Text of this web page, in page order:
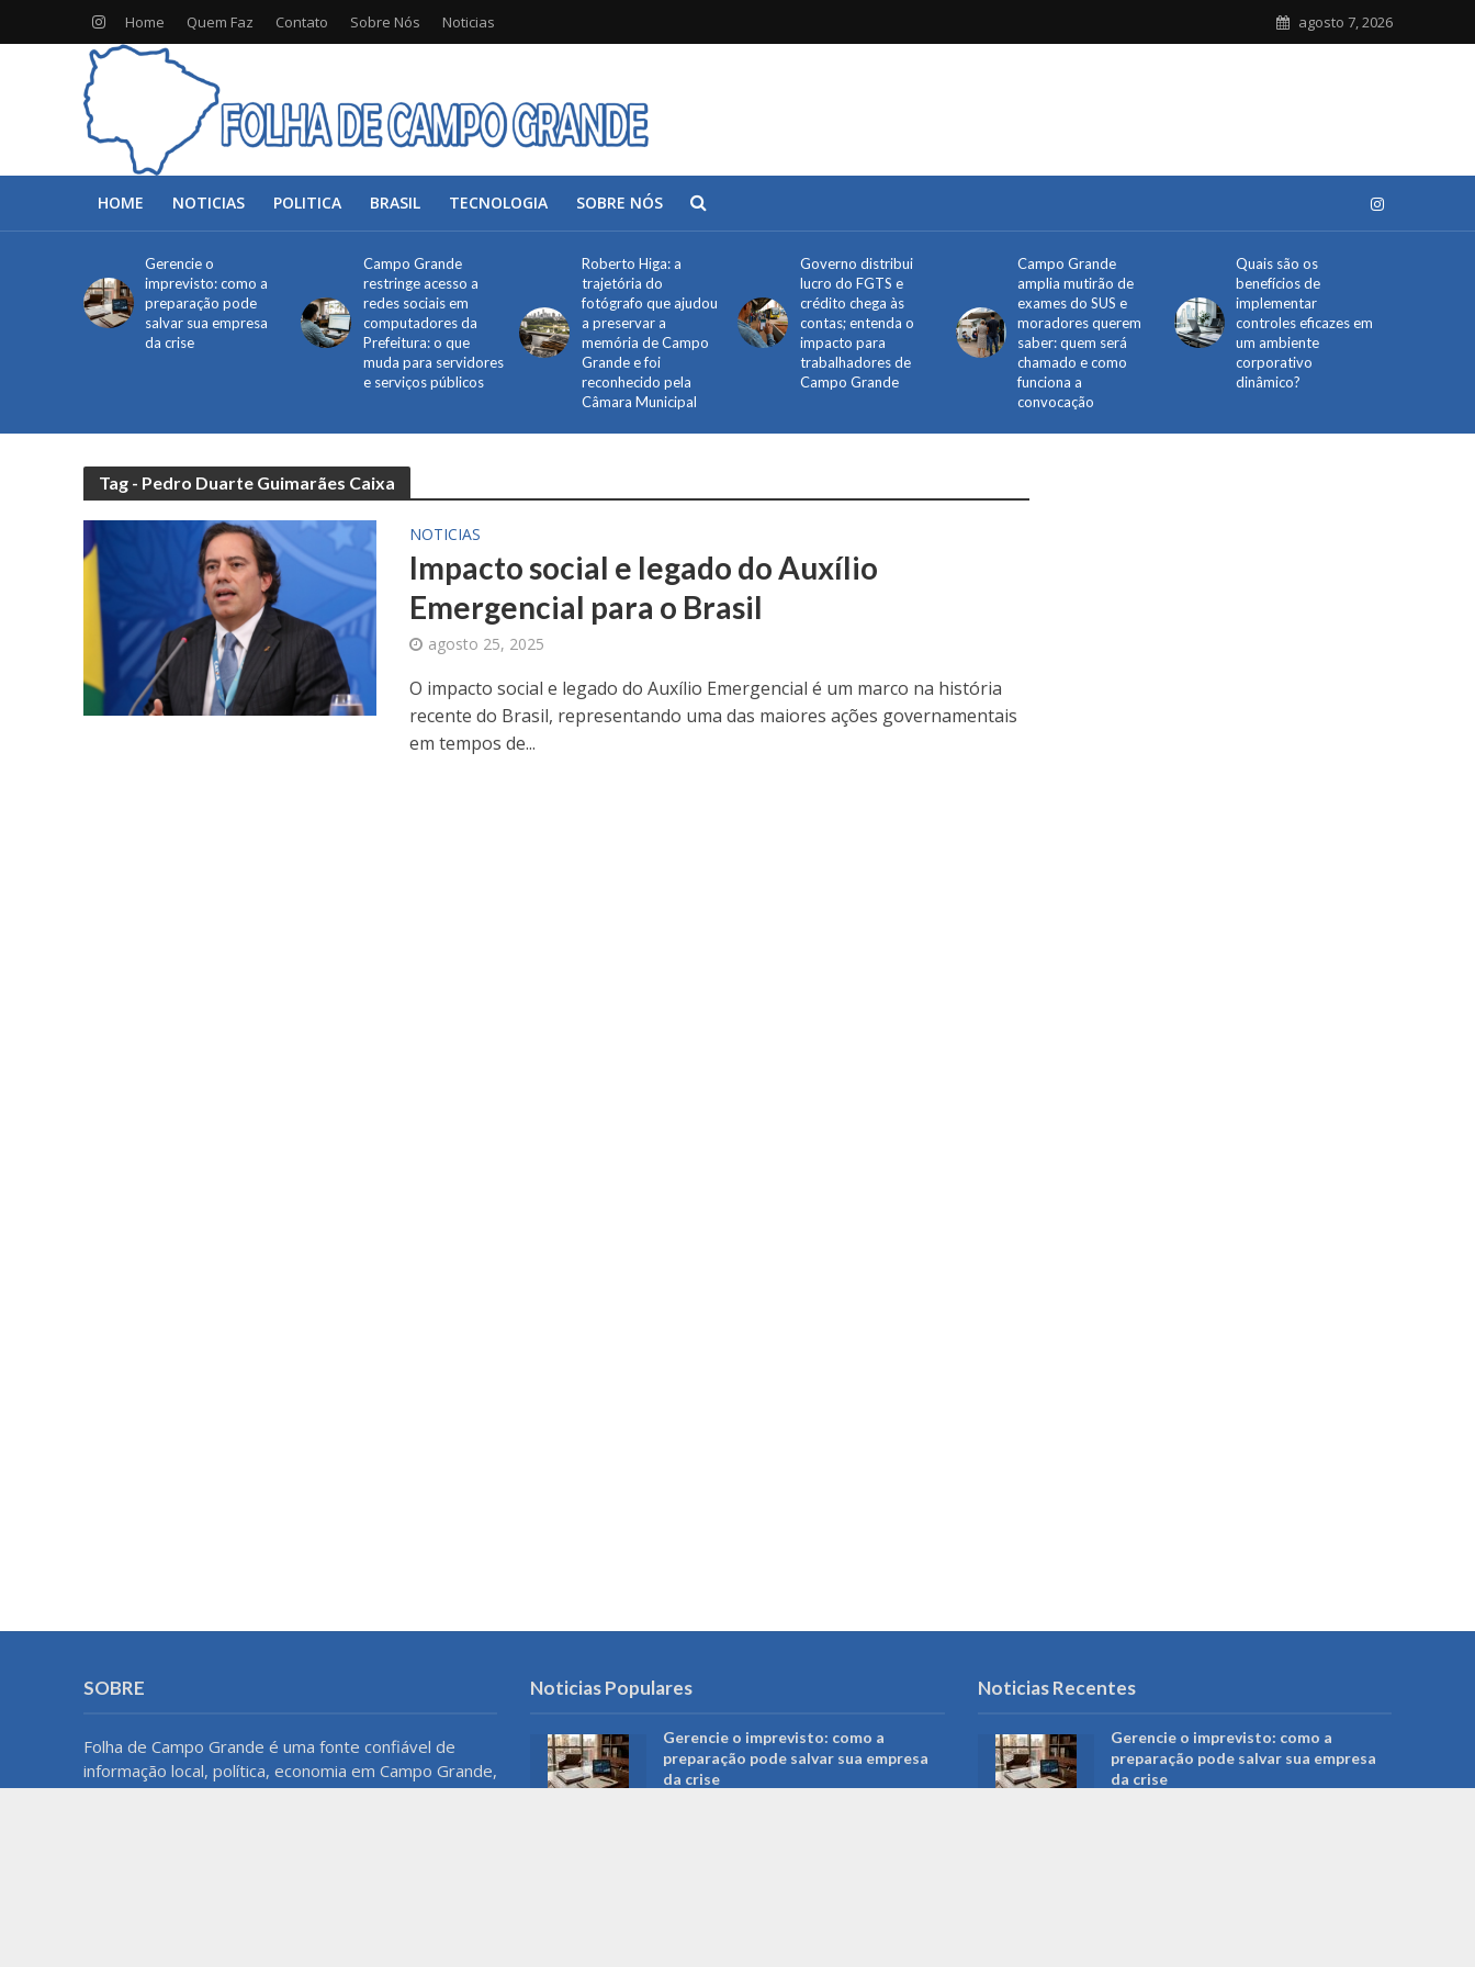
Home Quem Faz Contato Sobre Nós Noticias agosto 7, 2026
HOME NOTICIAS POLITICA BRASIL TECNOLOGIA SOBRE NÓS
Gerencie o
imprevisto: como a
preparação pode
salvar sua empresa
da crise
Campo Grande
restringe acesso a
redes sociais em
computadores da
Prefeitura: o que
muda para servidores
e serviços públicos
Roberto Higa: a
trajetória do
fotógrafo que ajudou
a preservar a
memória de Campo
Grande e foi
reconhecido pela
Câmara Municipal
Governo distribui
lucro do FGTS e
crédito chega às
contas; entenda o
impacto para
trabalhadores de
Campo Grande
Campo Grande
amplia mutirão de
exames do SUS e
moradores querem
saber: quem será
chamado e como
funciona a
convocação
Quais são os
benefícios de
implementar
controles eficazes em
um ambiente
corporativo
dinâmico?
Tag - Pedro Duarte Guimarães Caixa
NOTICIAS
Impacto social e legado do Auxílio
Emergencial para o Brasil
agosto 25, 2025
O impacto social e legado do Auxílio Emergencial é um marco na história
recente do Brasil, representando uma das maiores ações governamentais
em tempos de...
SOBRE
Folha de Campo Grande é uma fonte confiável de
informação local, política, economia em Campo Grande,
MS. Com um compromisso com a precisão e a
Noticias Populares
Gerencie o imprevisto: como a
preparação pode salvar sua empresa
da crise
Noticias Recentes
Gerencie o imprevisto: como a
preparação pode salvar sua empresa
da crise